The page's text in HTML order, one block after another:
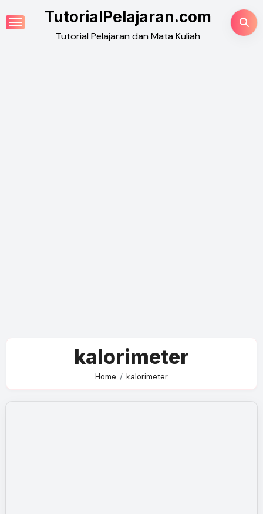
to
TutorialPelajaran.com
Tutorial Pelajaran dan Mata Kuliah
kalorimeter
Home kalorimeter